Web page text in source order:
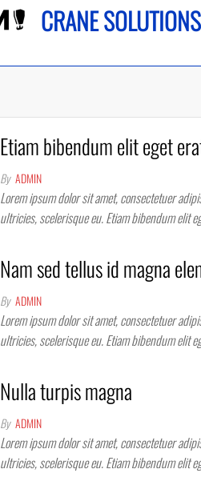
CRANE SOLUTIONS
Etiam bibendum elit eget
By ADMIN
Lorem ipsum dolor sit amet, consectetuer
ultricies, scelerisque eu. Etiam bibendum elit
Nam sed tellus id magna
By ADMIN
Lorem ipsum dolor sit amet, consectetuer
ultricies, scelerisque eu. Etiam bibendum elit
Nulla turpis magna
By ADMIN
Lorem ipsum dolor sit amet, consectetuer
ultricies, scelerisque eu. Etiam bibendum elit